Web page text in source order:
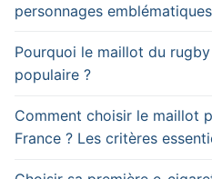
personnages
Pourquoi le maillot du
populaire ?
Comment choisir le maillot
France ? Les critères